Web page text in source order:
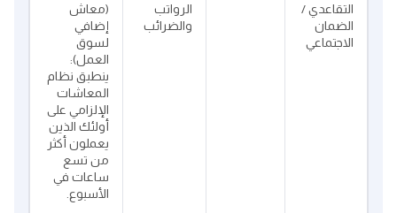
التقاعدي /
الضمان
الاجتماعي
الرواتب
والضرائب
(معاش
إضافي
لسوق
العمل):
ينطبق نظام
المعاشات
الإلزامي على
أولئك الذين
يعملون أكثر
من تسع
ساعات في
الأسبوع.